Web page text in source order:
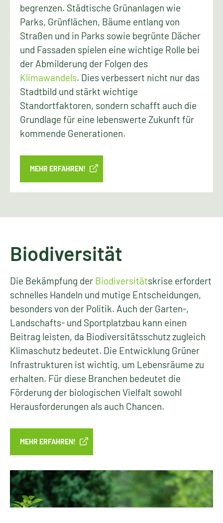
begrenzen. Städtische Grünanlagen wie
Parks, Grünflächen, Bäume entlang von
Straßen und in Parks sowie begrünte Dächer
und Fassaden spielen eine wichtige Rolle bei
der Abmilderung der Folgen des
Klimawandels. Dies verbessert nicht nur das
Stadtbild und stärkt wichtige
Standortfaktoren, sondern schafft auch die
Grundlage für eine lebenswerte Zukunft für
kommende Generationen.
MEHR ERFAHREN!
Biodiversität
Die Bekämpfung der Biodiversitätskrise erfordert
schnelles Handeln und mutige Entscheidungen,
besonders von der Politik. Auch der Garten-,
Landschafts- und Sportplatzbau kann einen
Beitrag leisten, da Biodiversitätsschutz zugleich
Klimaschutz bedeutet. Die Entwicklung Grüner
Infrastrukturen ist wichtig, um Lebensräume zu
erhalten. Für diese Branchen bedeutet die
Förderung der biologischen Vielfalt sowohl
Herausforderungen als auch Chancen.
MEHR ERFAHREN!